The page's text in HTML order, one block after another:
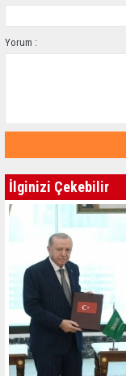
Yorum :
İlginizi Çekebilir